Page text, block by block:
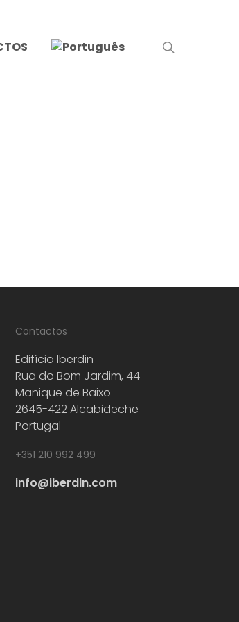
Contactos
Edifício Iberdin
Rua do Bom Jardim, 44
Manique de Baixo
2645-422 Alcabideche
Portugal
+351 210 992 499
info@iberdin.com